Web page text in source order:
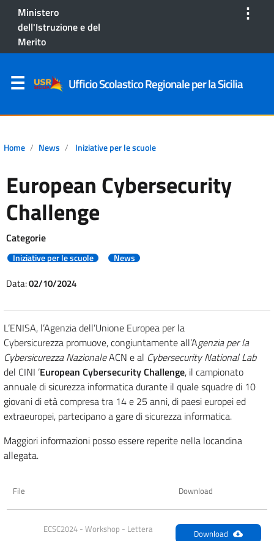
Ministero
dell'Istruzione e del
Merito
⋮
Ufficio Scolastico Regionale per la Sicilia
Home News Iniziative per le scuole
European Cybersecurity
Challenge
Categorie
Iniziative per le scuole News
Data:02/10/2024
L’ENISA, l’Agenzia dell’Unione Europea per la
Cybersicurezza promuove, congiuntamente all’Agenzia per la
Cybersicurezza NazionaleACN e al Cybersecurity National Lab
del CINI ’European Cybersecurity Challenge, il campionato
annuale di sicurezza informatica durante il quale squadre di 10
giovani di età compresa tra 14 e 25 anni, di paesi europei ed
extraeuropei, partecipano a gare di sicurezza informatica.
Maggiori informazioni posso essere reperite nella locandina
allegata.
File Download
ECSC2024 - Workshop - Lettera
Download